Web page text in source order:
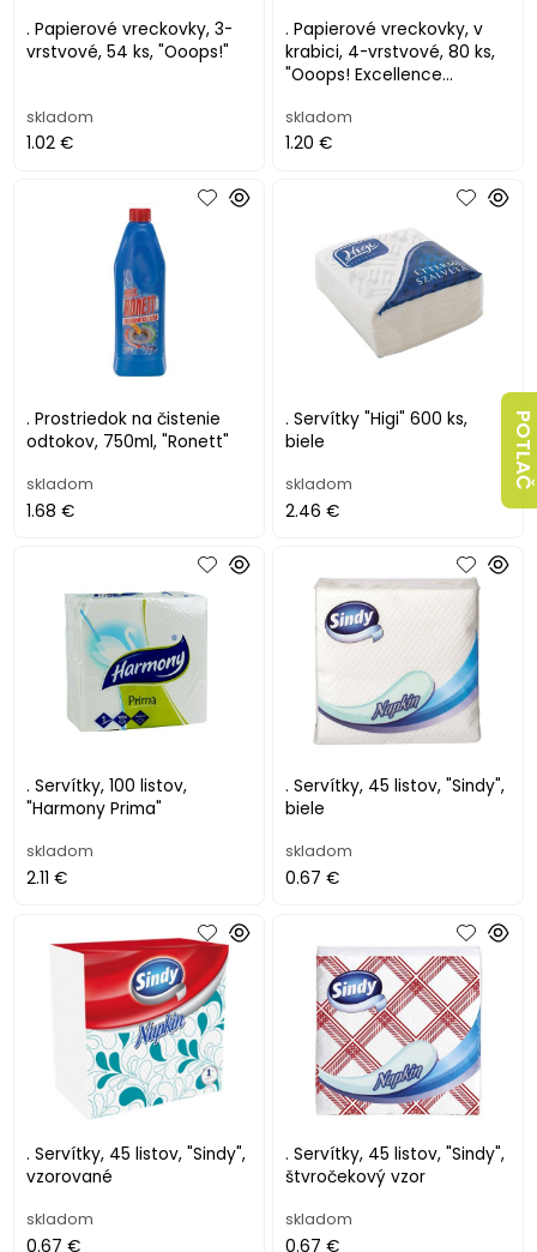
. Papierové vreckovky, 3-
vrstvové, 54 ks, "Ooops!"
skladom
1.02 €
. Papierové vreckovky, v
krabici, 4-vrstvové, 80 ks,
"Ooops! Excellence
skladom
1.20 €
. Prostriedok na čistenie
odtokov, 750ml, "Ronett"
skladom
1.68 €
. Servítky "Higi" 600 ks,
biele
skladom
2.46 €
. Servítky, 100 listov,
"Harmony Prima"
skladom
2.11 €
. Servítky, 45 listov, "Sindy",
biele
skladom
0.67 €
. Servítky, 45 listov, "Sindy",
vzorované
skladom
0.67 €
. Servítky, 45 listov, "Sindy",
štvročekový vzor
skladom
0.67 €
POTLAČ